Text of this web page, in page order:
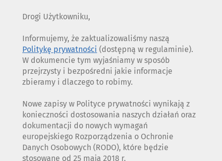
Drogi Użytkowniku,
Informujemy, że zaktualizowaliśmy naszą
Politykę prywatności (dostępną w regulaminie).
W dokumencie tym wyjaśniamy w sposób
przejrzysty i bezpośredni jakie informacje
zbieramy i dlaczego to robimy.
Nowe zapisy w Polityce prywatności wynikają z
konieczności dostosowania naszych działań oraz
dokumentacji do nowych wymagań
europejskiego Rozporządzenia o Ochronie
Danych Osobowych (RODO), które będzie
stosowane od 25 maja 2018 r.